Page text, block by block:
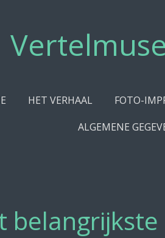
HET VERHAAL FOTO-
ALGEMENE
belangrijkste